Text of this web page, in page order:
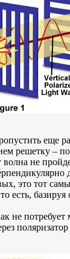
решетку –
не
это тот
не